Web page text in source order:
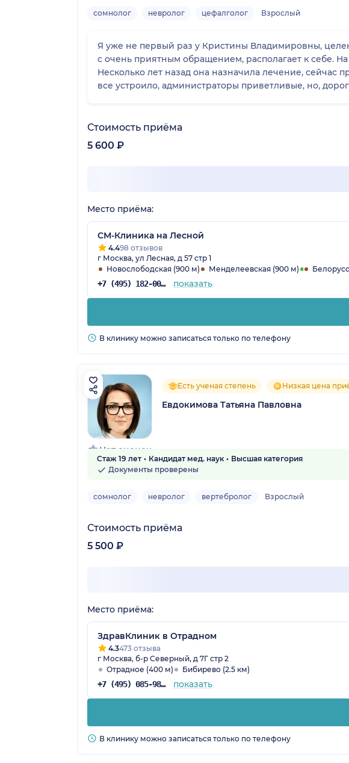
сомнолог невролог цефалголог Взрослый
Я уже не первый раз у Кристины Владимировны,
с очень приятным обращением, располагает к себе.
Несколько лет назад она назначила лечение,
все устроило, администраторы приветливые, но,
Стоимость приёма
5 600 ₽
Место приёма:
СМ-Клиника на Лесной
4.498 отзывов
г Москва, ул Лесная, д 57 стр 1
Новослободская (900 м)
Менделеевская (900 м)
+7 (495) 182-00-85 показать
В клинику можно записаться только по телефону
Нет оценок
Есть ученая степень Низкая цена
Евдокимова Татьяна Павловна
Стаж 19 лет Кандидат мед. наук
Высшая категория
Документы проверены
сомнолог невролог вертебролог Взрослый
Стоимость приёма
5 500 ₽
Место приёма:
ЗдравКлиник в Отрадном
4.3473 отзыва
г Москва, б-р Северный, д 7Г стр 2
Отрадное (400 м)
Бибирево (2.5 км)
+7 (495) 085-98-16 показать
В клинику можно записаться только по телефону